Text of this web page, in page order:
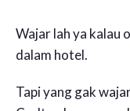
Wajar lah ya kalau
dalam hotel.
Tapi yang gak